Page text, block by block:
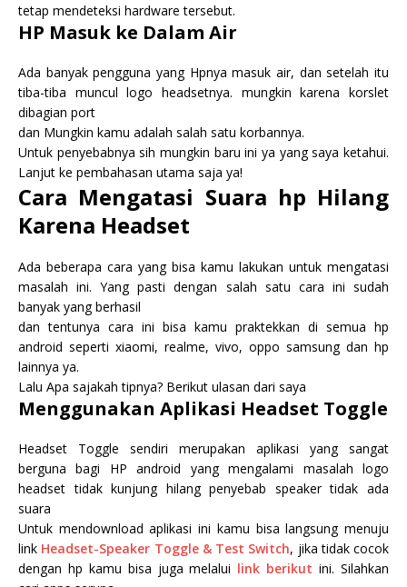
tetap mendeteksi hardware tersebut.
HP Masuk ke Dalam Air
Ada banyak pengguna yang Hpnya masuk air, dan setelah itu
tiba-tiba muncul logo headsetnya. mungkin karena korslet
dibagian port
dan Mungkin kamu adalah salah satu korbannya.
Untuk penyebabnya sih mungkin baru ini ya yang saya ketahui.
Lanjut ke pembahasan utama saja ya!
Cara Mengatasi Suara hp Hilang
Karena Headset
Ada beberapa cara yang bisa kamu lakukan untuk mengatasi
masalah ini. Yang pasti dengan salah satu cara ini sudah
banyak yang berhasil
dan tentunya cara ini bisa kamu praktekkan di semua hp
android seperti xiaomi, realme, vivo, oppo samsung dan hp
lainnya ya.
Lalu Apa sajakah tipnya? Berikut ulasan dari saya
Menggunakan Aplikasi Headset Toggle
Headset Toggle sendiri merupakan aplikasi yang sangat
berguna bagi HP android yang mengalami masalah logo
headset tidak kunjung hilang penyebab speaker tidak ada
suara
Untuk mendownload aplikasi ini kamu bisa langsung menuju
link Headset-Speaker Toggle & Test Switch, jika tidak cocok
dengan hp kamu bisa juga melalui link berikut ini. Silahkan